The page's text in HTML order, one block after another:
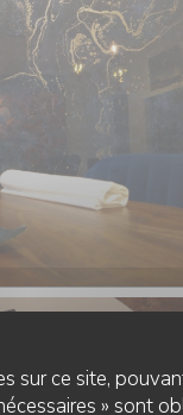
sur ce site,
» sont